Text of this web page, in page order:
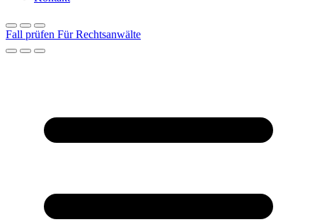
Fall prüfen Für Rechtsanwälte